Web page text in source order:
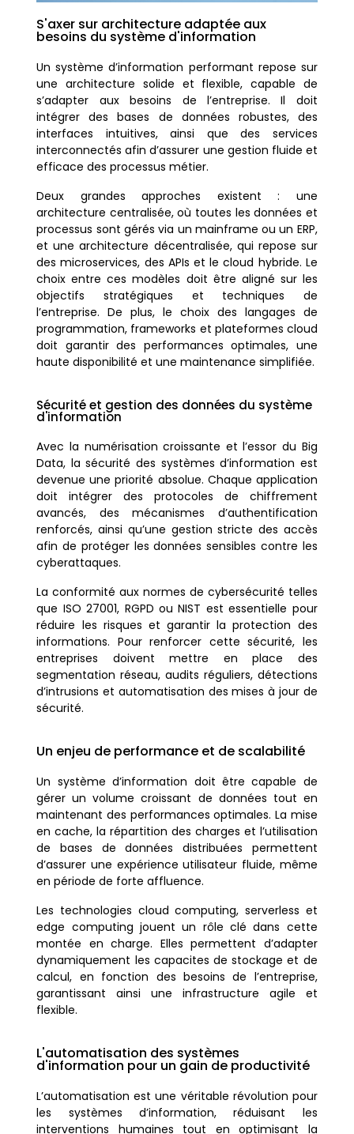
S'axer sur architecture adaptée aux
besoins du système d'information
Un système d’information performant repose sur
une architecture solide et flexible, capable de
s’adapter aux besoins de l’entreprise. Il doit
intégrer des bases de données robustes, des
interfaces intuitives, ainsi que des services
interconnectés afin d’assurer une gestion fluide et
efficace des processus métier.
Deux grandes approches existent : une
architecture centralisée, où toutes les données et
processus sont gérés via un mainframe ou un ERP,
et une architecture décentralisée, qui repose sur
des microservices, des APIs et le cloud hybride. Le
choix entre ces modèles doit être aligné sur les
objectifs stratégiques et techniques de
l’entreprise. De plus, le choix des langages de
programmation, frameworks et plateformes cloud
doit garantir des performances optimales, une
haute disponibilité et une maintenance simplifiée.
Sécurité et gestion des données du système
d'information
Avec la numérisation croissante et l’essor du Big
Data, la sécurité des systèmes d’information est
devenue une priorité absolue. Chaque application
doit intégrer des protocoles de chiffrement
avancés, des mécanismes d’authentification
renforcés, ainsi qu’une gestion stricte des accès
afin de protéger les données sensibles contre les
cyberattaques.
La conformité aux normes de cybersécurité telles
que ISO 27001, RGPD ou NIST est essentielle pour
réduire les risques et garantir la protection des
informations. Pour renforcer cette sécurité, les
entreprises doivent mettre en place des
segmentation réseau, audits réguliers, détections
d’intrusions et automatisation des mises à jour de
sécurité.
Un enjeu de performance et de scalabilité
Un système d’information doit être capable de
gérer un volume croissant de données tout en
maintenant des performances optimales. La mise
en cache, la répartition des charges et l’utilisation
de bases de données distribuées permettent
d’assurer une expérience utilisateur fluide, même
en période de forte affluence.
Les technologies cloud computing, serverless et
edge computing jouent un rôle clé dans cette
montée en charge. Elles permettent d’adapter
dynamiquement les capacites de stockage et de
calcul, en fonction des besoins de l’entreprise,
garantissant ainsi une infrastructure agile et
flexible.
L'automatisation des systèmes
d'information pour un gain de productivité
L’automatisation est une véritable révolution pour
les systèmes d’information, réduisant les
interventions humaines tout en optimisant la